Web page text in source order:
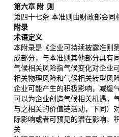
第六章 附 则
第四十七条 本准则由财政部会同
附
术语定义
本附录是《企业可持续披露准
成部分，与本准则其他部分具有
气候相关风险指气候变化对企业
相关物理风险和气候相关转型风
企业可能产生的积极影响，减缓
可以为企业创造气候相关机遇。
与之相关的价值链活动，下同）
际影响或者可预见的潜在影响、
关